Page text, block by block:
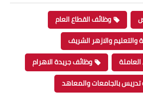
وظائف القطاع العام
والتعليم والازهر الشريف
وظائف جريدة الاهرام
بالجامعات والمعاهد